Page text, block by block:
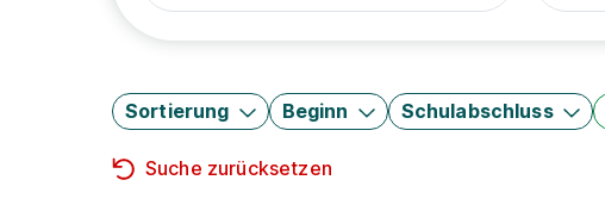
Sortierung Beginn Schulabschluss
Suche zurücksetzen